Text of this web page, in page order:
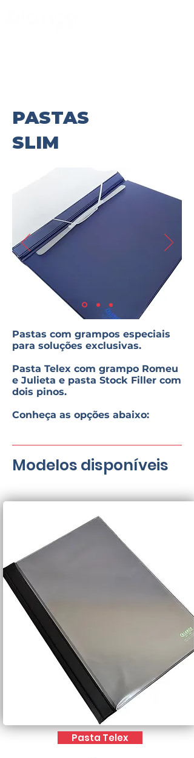
PASTAS
SLIM
Pastas com grampos especiais
para soluções exclusivas.
Pasta Telex com grampo Romeu
e Julieta e pasta Stock Filler com
dois pinos.
Conheça as opções abaixo:
Modelos disponíveis
Pasta Telex